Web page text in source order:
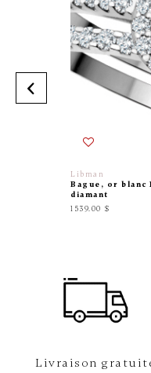
Libman
Bague, or blanc
diamant
1539.00 $
Livraison